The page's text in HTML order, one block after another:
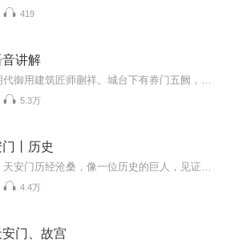
419
讲解
5.3万
丨历史
4.4万
门、故宫